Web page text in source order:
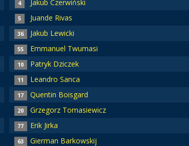
4 Jakub Czerwiński
5 Juande Rivas
36 Jakub Lewicki
55 Emmanuel Twumasi
10 Patryk Dziczek
11 Leandro Sanca
17 Quentin Boisgard
20 Grzegorz Tomasiewicz
77 Erik Jirka
63 Gierman Barkowskij